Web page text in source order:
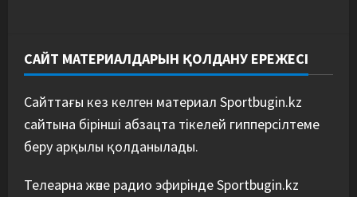
САЙТ МАТЕРИАЛДАРЫН ҚОЛДАНУ ЕРЕЖЕСІ
Сайттағы кез келген материал Sportbugin.kz
сайтына бірінші абзацта тікелей гипперсілтеме
беру арқылы қолданылады.
Телеарна және радио эфирінде Sportbugin.kz